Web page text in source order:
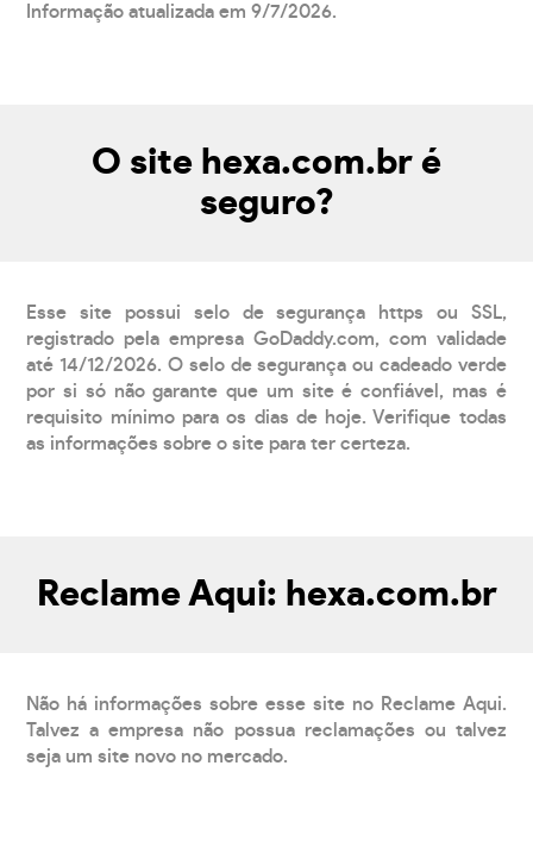
Informação atualizada em 9/7/2026.
O site hexa.com.br é
seguro?
Esse site possui selo de segurança https ou SSL,
registrado pela empresa GoDaddy.com, com validade
até 14/12/2026. O selo de segurança ou cadeado verde
por si só não garante que um site é confiável, mas é
requisito mínimo para os dias de hoje. Verifique todas
as informações sobre o site para ter certeza.
Reclame Aqui: hexa.com.br
Não há informações sobre esse site no Reclame Aqui.
Talvez a empresa não possua reclamações ou talvez
seja um site novo no mercado.